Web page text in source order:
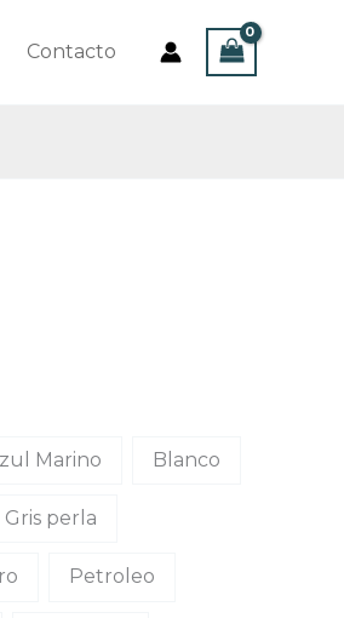
Contacto
Marino Blanco
Gris perla
Petroleo